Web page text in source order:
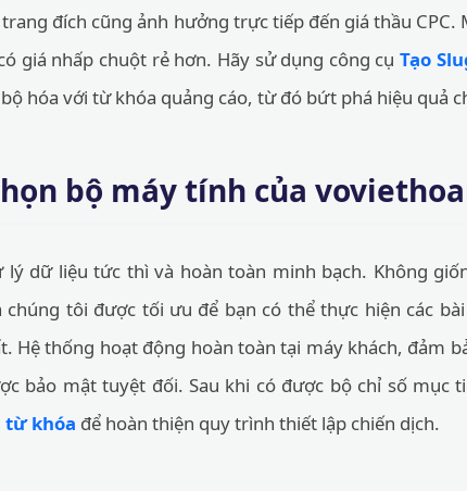
đích cũng ảnh hưởng trực tiếp đến giá thầu CPC.
giá nhấp chuột rẻ hơn. Hãy sử dụng công cụ Tạo
hóa với từ khóa quảng cáo, từ đó bứt phá hiệu quả
bộ máy tính của
dữ liệu tức thì và hoàn toàn minh bạch. Không
tôi được tối ưu để bạn có thể thực hiện các
Hệ thống hoạt động hoàn toàn tại máy khách, đảm
bảo mật tuyệt đối. Sau khi có được bộ chỉ số mục
từ khóa để hoàn thiện quy trình thiết lập chiến dịch.